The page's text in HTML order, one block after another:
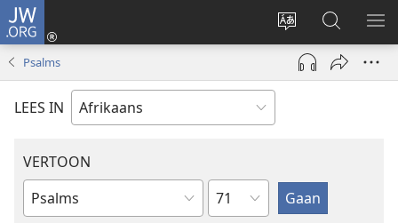
JW.ORG
Verander
taal
van
Meld
aan
(maak
nuwe
venster
Soek
op
JW.ORG
Psalms
LEES IN
VERTOON
Bybelboek
Hoofstuk